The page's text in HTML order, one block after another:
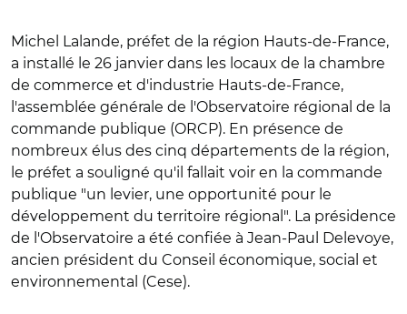
Michel Lalande, préfet de la région Hauts-de-France,
a installé le 26 janvier dans les locaux de la chambre
de commerce et d'industrie Hauts-de-France,
l'assemblée générale de l'Observatoire régional de la
commande publique (ORCP). En présence de
nombreux élus des cinq départements de la région,
le préfet a souligné qu'il fallait voir en la commande
publique "un levier, une opportunité pour le
développement du territoire régional". La présidence
de l'Observatoire a été confiée à Jean-Paul Delevoye,
ancien président du Conseil économique, social et
environnemental (Cese).